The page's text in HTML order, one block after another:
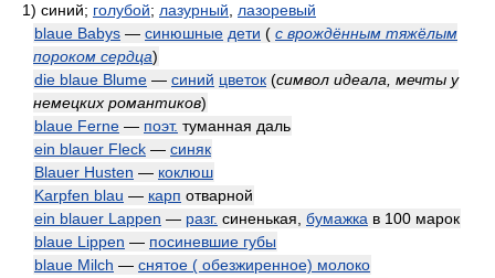
1) синий; голубой; лазурный
лазоревый
blaue Babys — синюшные дети ( с врождённым тяжёлым
пороком сердца)
die blaue Blume — синий цветок (символ идеала, мечты у
немецких романтиков)
blaue Ferne — поэт. туманная даль
ein blauer Fleck — синяк
Blauer Husten — коклюш
Karpfen blau — карп отварной
ein blauer Lappen — разг. синенькая, бумажка в 100 марок
blaue Lippen — посиневшие губы
blaue Milch — снятое ( обезжиренное) молоко